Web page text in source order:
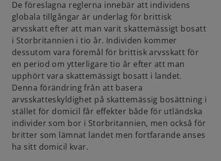
De föreslagna reglerna innebär att individens
globala tillgångar är underlag för brittisk
arvsskatt efter att man varit skattemässigt bosatt
i Storbritannien i tio år. Individen kommer
dessutom vara föremål för brittisk arvsskatt för
en period om ytterligare tio år efter att man
upphört vara skattemässigt bosatt i landet.
Denna förändring från att basera
arvsskatteskyldighet på skattemässig bosättning i
stället för domicil får effekter både för utländska
individer som bor i Storbritannien, men också för
britter som lämnat landet men fortfarande anses
ha sitt domicil kvar.